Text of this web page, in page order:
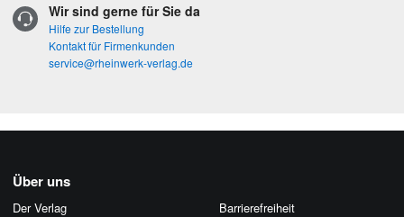
Wir sind gerne für Sie da
Hilfe zur Bestellung
Kontakt für Firmenkunden
service@rheinwerk-verlag.de
Über uns
Der Verlag
Barrierefreiheit